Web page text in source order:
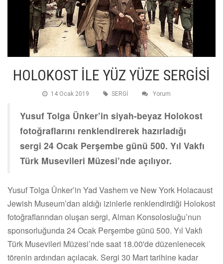
HOLOKOST İLE YÜZ YÜZE SERGİSİ
14 Ocak 2019 SERGİ Yorum
Yusuf Tolga Ünker’in siyah-beyaz Holokost
fotoğraflarını renklendirerek hazırladığı
sergi 24 Ocak Perşembe günü 500. Yıl Vakfı
Türk Musevileri Müzesi’nde açılıyor.
Yusuf Tolga Ünker’in Yad Vashem ve New York Holacaust
Jewish Museum’dan aldığı izinlerle renklendirdiği Holokost
fotoğraflarından oluşan sergi, Alman Konsolosluğu’nun
sponsorluğunda 24 Ocak Perşembe günü 500. Yıl Vakfı
Türk Musevileri Müzesi’nde saat 18.00'de düzenlenecek
törenin ardından açılacak. Sergi 30 Mart tarihine kadar